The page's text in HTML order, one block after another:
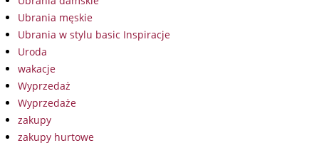
Ubrania męskie
Ubrania w stylu basic Inspiracje
Uroda
wakacje
Wyprzedaż
Wyprzedaże
zakupy
zakupy hurtowe